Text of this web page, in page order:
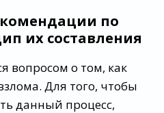
по
их составления
вопросом о том, как
Для того, чтобы
данный процесс,